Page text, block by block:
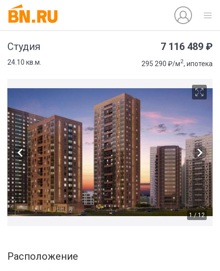
Студия 7 116 489 ₽
24.10 кв.м. 295 290 ₽/м2, ипотека
1 / 12
Расположение